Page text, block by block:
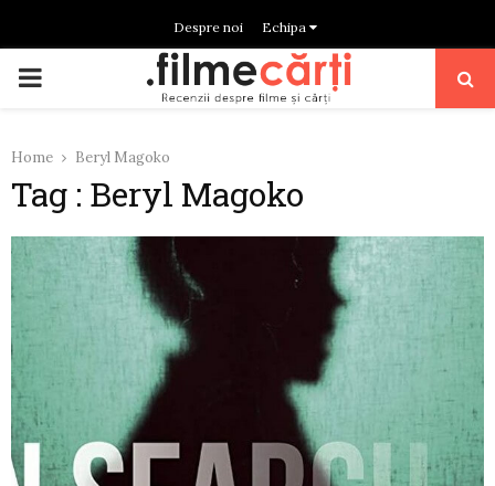
Despre noi Echipa
PRIMARY
Home Beryl Magoko
Tag : Beryl Magoko